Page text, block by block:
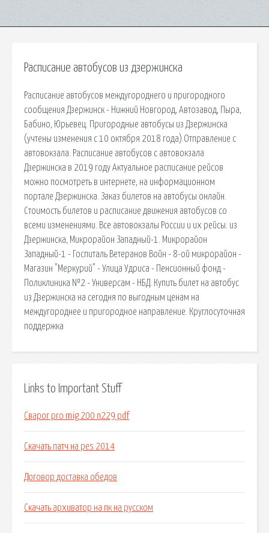
Расписание автобусов из дзержинска
Расписание автобусов междугороднего и пригородного
сообщения Дзержинск - Нижний Новгород, Автозавод, Пыра,
Бабино, Юрьевец. Пригородные автобусы из Дзержинска
(учтены изменения с 10 октября 2018 года) Отправление с
автовокзала. Расписание автобусов с автовокзала
Дзержинска в 2019 году Актуальное расписание рейсов
можно посмотреть в интернете, на информационном
портале Дзержинска. Заказ билетов на автобусы онлайн.
Стоимость билетов и расписание движения автобусов со
всеми изменениями. Все автовокзалы России и их рейсы. из
Дзержинска, Микрорайон Западный-1. Микрорайон
Западный-1 - Госпиталь Ветеранов Войн - 8-ой микрорайон -
Магазин "Меркурий" - Улица Удриса - Пенсионный фонд -
Поликлиника №2 - Универсам - НБД. Купить билет на автобус
из Дзержинска на сегодня по выгодным ценам на
междугороднее и пригородное направление. Круглосуточная
поддержка
Links to Important Stuff
Сварог pro mig 200 n229 pdf
Скачать патч на pes 2014
Договор доставка обедов
Скачать архиватор на пк на русском